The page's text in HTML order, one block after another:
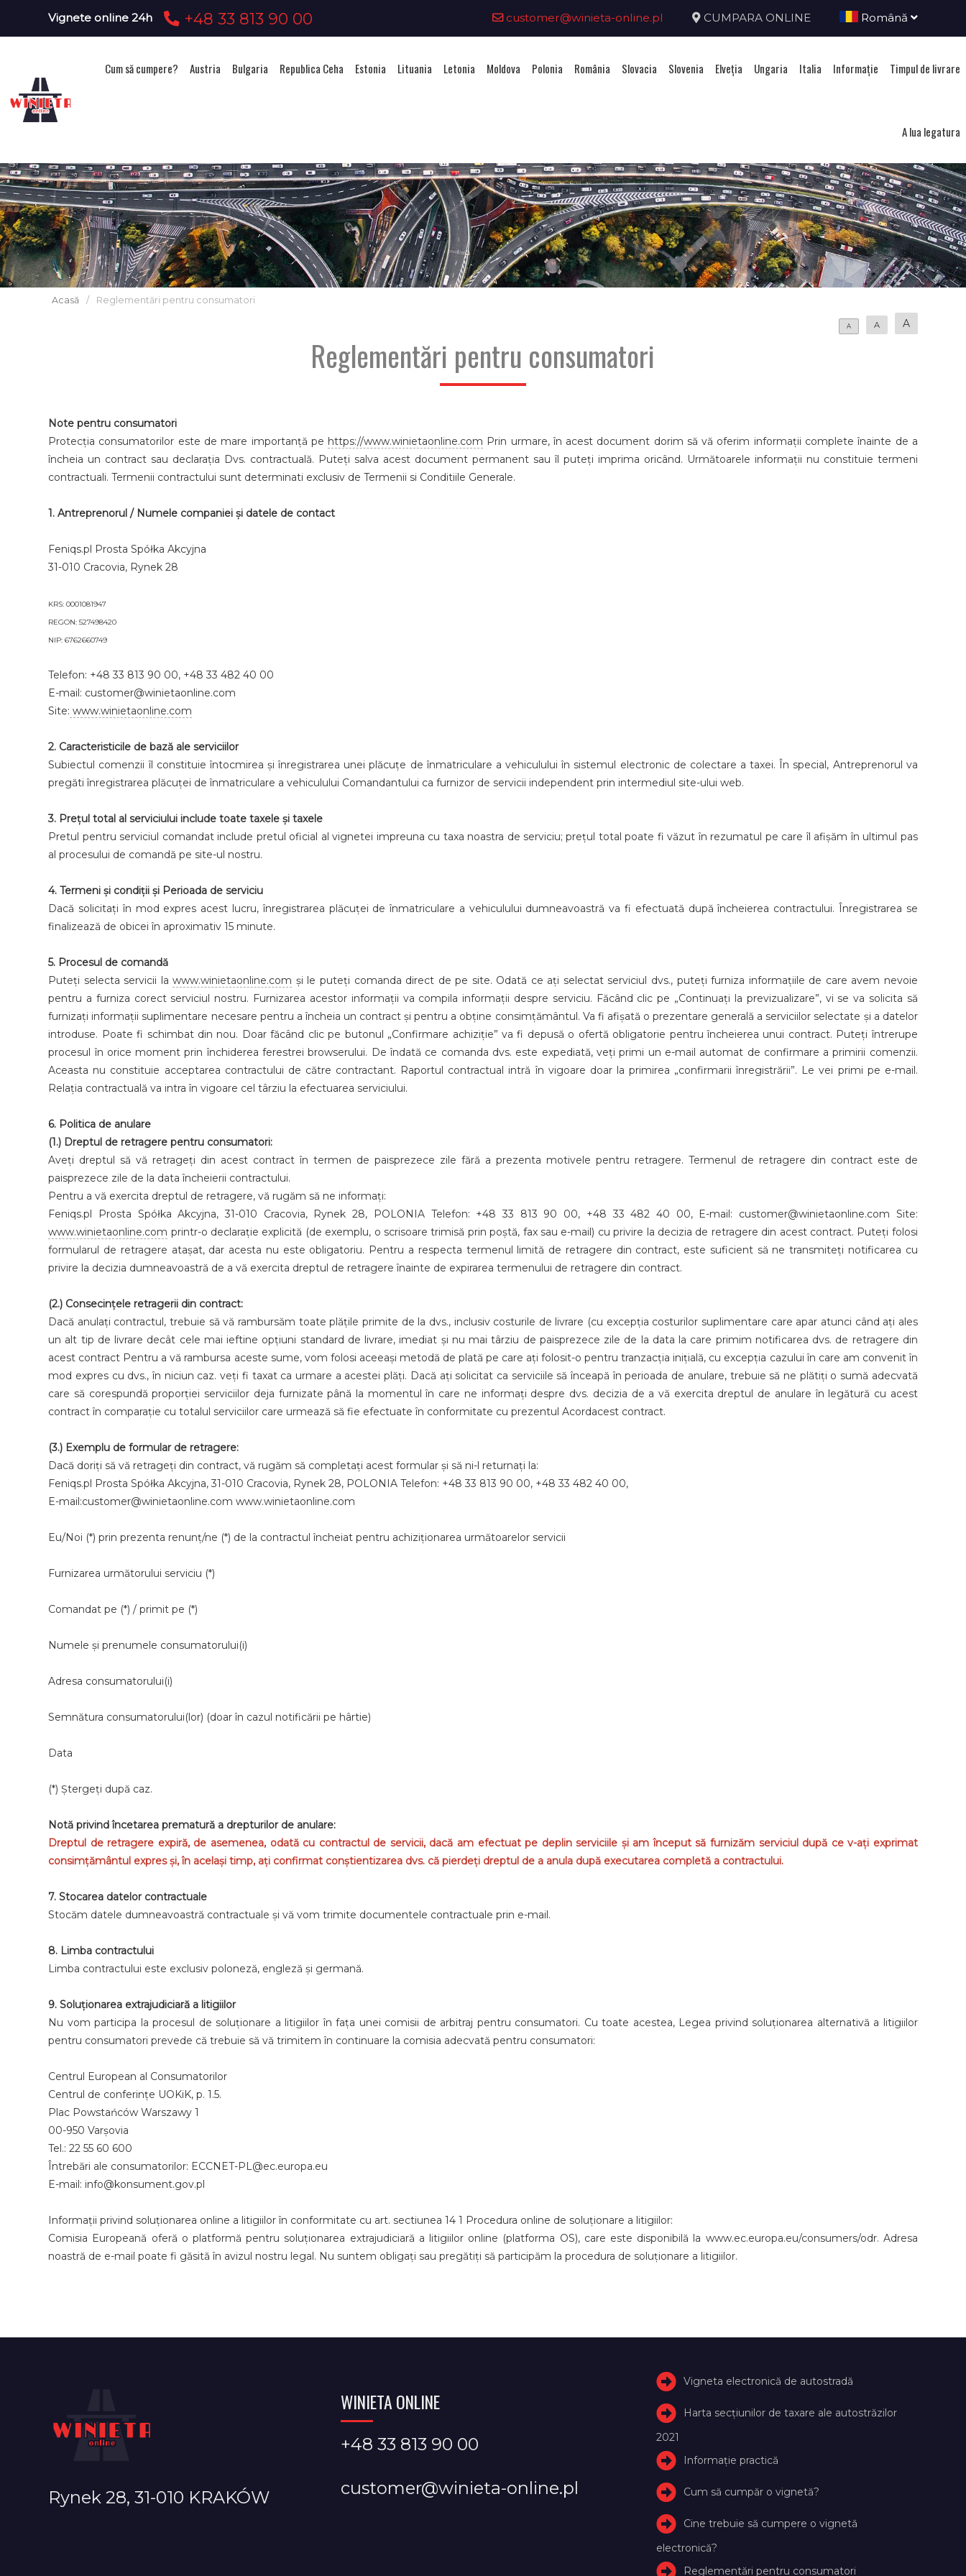
Vignete online 24h +48 33 813 90 00 customer@winieta-online.pl CUMPARA ONLINE Română
Cum să cumpere? Austria Bulgaria Republica Ceha Estonia Lituania Letonia Moldova Polonia România Slovacia Slovenia Elveţia Ungaria Italia Informație Timpul de livrare
A lua legatura
Acasă / Reglementări pentru consumatori
A A A
Reglementări pentru consumatori
Note pentru consumatori
Protecția consumatorilor este de mare importanță pe https://www.winietaonline.com Prin urmare, în acest document dorim să vă oferim informații complete înainte de a
încheia un contract sau declarația Dvs. contractuală. Puteți salva acest document permanent sau îl puteți imprima oricând. Următoarele informații nu constituie termeni
contractuali. Termenii contractului sunt determinati exclusiv de Termenii si Conditiile Generale.
1. Antreprenorul / Numele companiei și datele de contact
Feniqs.pl Prosta Spółka Akcyjna
31-010 Cracovia, Rynek 28
KRS: 0001081947
REGON: 527498420
NIP: 6762660749
Telefon: +48 33 813 90 00, +48 33 482 40 00
E-mail: customer@winietaonline.com
Site: www.winietaonline.com
2. Caracteristicile de bază ale serviciilor
Subiectul comenzii îl constituie întocmirea și înregistrarea unei plăcuțe de înmatriculare a vehiculului în sistemul electronic de colectare a taxei. În special, Antreprenorul va
pregăti înregistrarea plăcuței de înmatriculare a vehiculului Comandantului ca furnizor de servicii independent prin intermediul site-ului web.
3. Prețul total al serviciului include toate taxele și taxele
Pretul pentru serviciul comandat include pretul oficial al vignetei impreuna cu taxa noastra de serviciu; prețul total poate fi văzut în rezumatul pe care îl afișăm în ultimul pas
al procesului de comandă pe site-ul nostru.
4. Termeni și condiții și Perioada de serviciu
Dacă solicitați în mod expres acest lucru, înregistrarea plăcuței de înmatriculare a vehiculului dumneavoastră va fi efectuată după încheierea contractului. Înregistrarea se
finalizează de obicei în aproximativ 15 minute.
5. Procesul de comandă
Puteți selecta servicii lawww.winietaonline.com și le puteți comanda direct de pe site. Odată ce ați selectat serviciul dvs., puteți furniza informațiile de care avem nevoie
pentru a furniza corect serviciul nostru. Furnizarea acestor informații va compila informații despre serviciu. Făcând clic pe „Continuați la previzualizare”, vi se va solicita să
furnizați informații suplimentare necesare pentru a încheia un contract și pentru a obține consimțământul. Va fi afișată o prezentare generală a serviciilor selectate și a datelor
introduse. Poate fi schimbat din nou. Doar făcând clic pe butonul „Confirmare achiziție” va fi depusă o ofertă obligatorie pentru încheierea unui contract. Puteți întrerupe
procesul în orice moment prin închiderea ferestrei browserului. De îndată ce comanda dvs. este expediată, veți primi un e-mail automat de confirmare a primirii comenzii.
Aceasta nu constituie acceptarea contractului de către contractant. Raportul contractual intră în vigoare doar la primirea „confirmarii înregistrării”. Le vei primi pe e-mail.
Relația contractuală va intra în vigoare cel târziu la efectuarea serviciului.
6. Politica de anulare
(1.) Dreptul de retragere pentru consumatori:
Aveți dreptul să vă retrageți din acest contract în termen de paisprezece zile fără a prezenta motivele pentru retragere. Termenul de retragere din contract este de
paisprezece zile de la data încheierii contractului.
Pentru a vă exercita dreptul de retragere, vă rugăm să ne informați:
Feniqs.pl Prosta Spółka Akcyjna, 31-010 Cracovia, Rynek 28, POLONIA Telefon: +48 33 813 90 00, +48 33 482 40 00, E-mail: customer@winietaonline.com Site:
www.winietaonline.com printr-o declarație explicită (de exemplu, o scrisoare trimisă prin poștă, fax sau e-mail) cu privire la decizia de retragere din acest contract. Puteți folosi
formularul de retragere atașat, dar acesta nu este obligatoriu. Pentru a respecta termenul limită de retragere din contract, este suficient să ne transmiteți notificarea cu
privire la decizia dumneavoastră de a vă exercita dreptul de retragere înainte de expirarea termenului de retragere din contract.
(2.) Consecințele retragerii din contract:
Dacă anulați contractul, trebuie să vă rambursăm toate plățile primite de la dvs., inclusiv costurile de livrare (cu excepția costurilor suplimentare care apar atunci când ați ales
un alt tip de livrare decât cele mai ieftine opțiuni standard de livrare, imediat și nu mai târziu de paisprezece zile de la data la care primim notificarea dvs. de retragere din
acest contract Pentru a vă rambursa aceste sume, vom folosi aceeași metodă de plată pe care ați folosit-o pentru tranzacția inițială, cu excepția cazului în care am convenit în
mod expres cu dvs., în niciun caz. veți fi taxat ca urmare a acestei plăți. Dacă ați solicitat ca serviciile să înceapă în perioada de anulare, trebuie să ne plătiți o sumă adecvată
care să corespundă proporției serviciilor deja furnizate până la momentul în care ne informați despre dvs. decizia de a vă exercita dreptul de anulare în legătură cu acest
contract în comparație cu totalul serviciilor care urmează să fie efectuate în conformitate cu prezentul Acordacest contract.
(3.) Exemplu de formular de retragere:
Dacă doriți să vă retrageți din contract, vă rugăm să completați acest formular și să ni-l returnați la:
Feniqs.pl Prosta Spółka Akcyjna, 31-010 Cracovia, Rynek 28, POLONIA Telefon: +48 33 813 90 00, +48 33 482 40 00,
E-mail:customer@winietaonline.com www.winietaonline.com
Eu/Noi (*) prin prezenta renunț/ne (*) de la contractul încheiat pentru achiziționarea următoarelor servicii
Furnizarea următorului serviciu (*)
Comandat pe (*) / primit pe (*)
Numele și prenumele consumatorului(i)
Adresa consumatorului(i)
Semnătura consumatorului(lor) (doar în cazul notificării pe hârtie)
Data
(*) Ștergeți după caz.
Notă privind încetarea prematură a drepturilor de anulare:
Dreptul de retragere expiră, de asemenea, odată cu contractul de servicii, dacă am efectuat pe deplin serviciile și am început să furnizăm serviciul după ce v-ați exprimat
consimțământul expres și, în același timp, ați confirmat conștientizarea dvs. că pierdeți dreptul de a anula după executarea completă a contractului.
7. Stocarea datelor contractuale
Stocăm datele dumneavoastră contractuale și vă vom trimite documentele contractuale prin e-mail.
8. Limba contractului
Limba contractului este exclusiv poloneză, engleză și germană.
9. Soluționarea extrajudiciară a litigiilor
Nu vom participa la procesul de soluționare a litigiilor în fața unei comisii de arbitraj pentru consumatori. Cu toate acestea, Legea privind soluționarea alternativă a litigiilor
pentru consumatori prevede că trebuie să vă trimitem în continuare la comisia adecvată pentru consumatori:
Centrul European al Consumatorilor
Centrul de conferințe UOKiK, p. 1.5.
Plac Powstańców Warszawy 1
00-950 Varşovia
Tel.: 22 55 60 600
Întrebări ale consumatorilor: ECCNET-PL@ec.europa.eu
E-mail: info@konsument.gov.pl
Informații privind soluționarea online a litigiilor în conformitate cu art. sectiunea 14 1 Procedura online de soluționare a litigiilor:
Comisia Europeană oferă o platformă pentru soluționarea extrajudiciară a litigiilor online (platforma OS), care este disponibilă la www.ec.europa.eu/consumers/odr. Adresa
noastră de e-mail poate fi găsită în avizul nostru legal. Nu suntem obligați sau pregătiți să participăm la procedura de soluționare a litigiilor.
Rynek 28, 31-010 KRAKÓW
WINIETA ONLINE
+48 33 813 90 00
customer@winieta-online.pl
Vigneta electronică de autostradă
Harta secțiunilor de taxare ale autostrăzilor
2021
Informație practică
Cum să cumpăr o vignetă?
Cine trebuie să cumpere o vignetă
electronică?
Reglementări pentru consumatori